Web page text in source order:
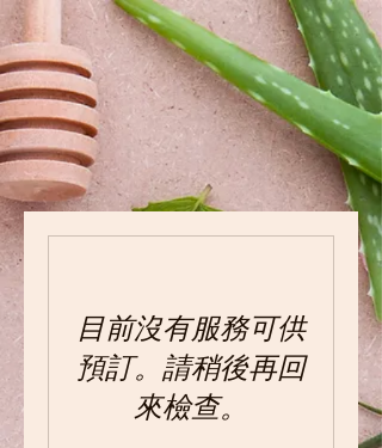
目前沒有服務可供
預訂。請稍後再回
來檢查。